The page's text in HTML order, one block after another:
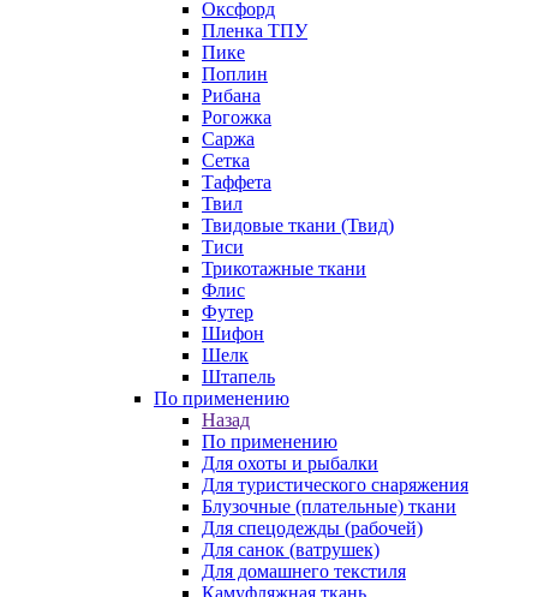
Оксфорд
Пленка ТПУ
Пике
Поплин
Рибана
Рогожка
Саржа
Сетка
Таффета
Твил
Твидовые ткани (Твид)
Тиси
Трикотажные ткани
Флис
Футер
Шифон
Шелк
Штапель
По применению
Назад
По применению
Для охоты и рыбалки
Для туристического снаряжения
Блузочные (плательные) ткани
Для спецодежды (рабочей)
Для санок (ватрушек)
Для домашнего текстиля
Камуфляжная ткань